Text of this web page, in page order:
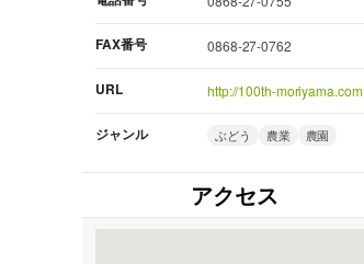
FAX番号 0868-27-0762
URL http://100th-moriyama.com
ジャンル ぶどう 農業 農園
アクセス